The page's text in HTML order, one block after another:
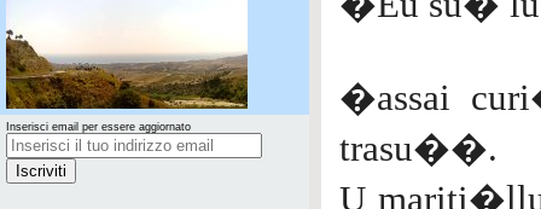
Inserisci email per essere aggiornato
�assai
trasu��.
U mariti�llu